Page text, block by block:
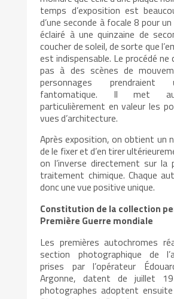
temps d’exposition est
d’une seconde à focale 8 pour
éclairé à une quinzaine de
coucher de soleil, de sorte que
est indispensable. Le procédé
pas à des scènes de
personnages
fantomatique. Il met
particulièrement en valeur les
vues d’architecture.
Après exposition, on obtient un
de le fixer et d’en tirer
on l’inverse directement sur la
traitement chimique. Chaque
donc une vue positive unique.
Constitution de la collection
Première Guerre mondiale
Les premières autochromes
section photographique de
prises par l’opérateur
Argonne, datent de juillet
photographes adoptent